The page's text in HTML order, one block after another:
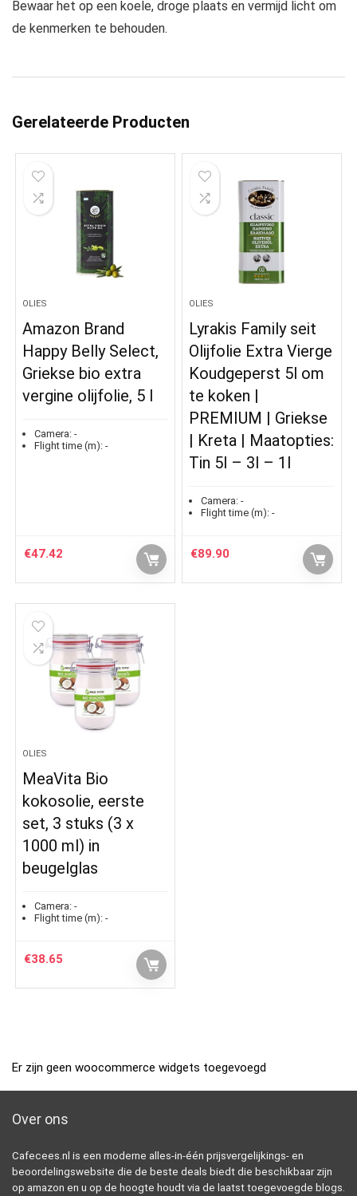
Bewaar het op een koele, droge plaats en vermijd licht om
de kenmerken te behouden.
Gerelateerde Producten
OLIES
Amazon Brand
Happy Belly Select,
Griekse bio extra
vergine olijfolie, 5 l
Camera: -
Flight time (m): -
€47.42
OLIES
Lyrakis Family seit
Olijfolie Extra Vierge
Koudgeperst 5l om
te koken |
PREMIUM | Griekse
| Kreta | Maatopties:
Tin 5l – 3l – 1l
Camera: -
Flight time (m): -
€89.90
OLIES
MeaVita Bio
kokosolie, eerste
set, 3 stuks (3 x
1000 ml) in
beugelglas
Camera: -
Flight time (m): -
€38.65
Er zijn geen woocommerce widgets toegevoegd
Over ons
Cafecees.nl is een moderne alles-in-één prijsvergelijkings- en
beoordelingswebsite die de beste deals biedt die beschikbaar zijn
op amazon en u op de hoogte houdt via de laatst toegevoegde blogs.